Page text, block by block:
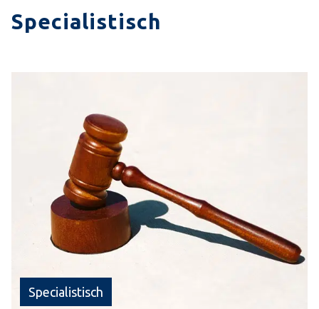
een nulmeting/vooropname.
Specialistisch
Specialistisch